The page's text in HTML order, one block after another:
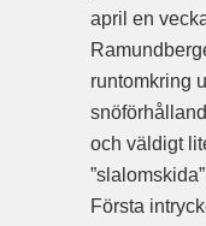
april en
runtomkring
och väldigt
Första